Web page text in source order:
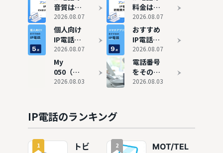
音質は本
当に悪
い？8割
が満足し
ている実
策を解説
2026.08.07
料金はい
くら？独
自調査で
見えた相
場のリア
ルと通話
料を解説
2026.08.07
個人向け
IP電話
（050番
号）のお
すすめ5
選【無料
2026.08.07
おすすめ
IP電話ア
プリ
（050ア
プリ）9
選！無料
2026.08.07
My
050（マ
イ050）
2026.08.03
電話番号
をそのま
ま使える
る方法と
は？
2026.08.03
IP電話のランキング
1
トビ
2 MOT/TEL